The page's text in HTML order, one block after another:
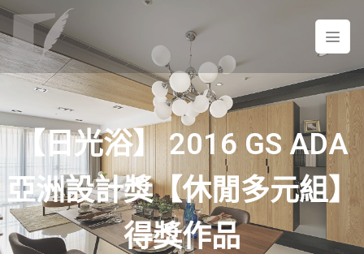
【日光浴】 2016 GS ADA
亞洲設計獎【休閒多元組】
得獎作品